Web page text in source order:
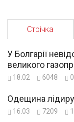
Стрічка
У Болгарії
великого
18:02 6048 0
Одещина
16:03 7209 1